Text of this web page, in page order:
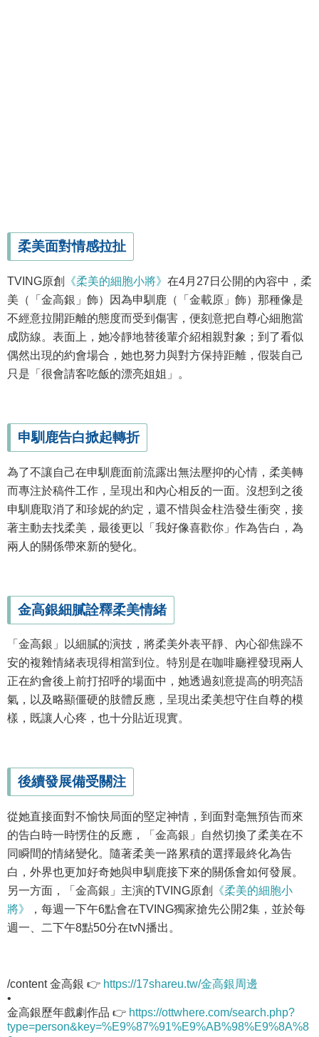
柔美面對情感拉扯
TVING原創 《柔美的細胞小將》 在4月27日公開的內容中，柔
美（「金高銀」飾）因為申馴鹿（「金載原」飾）那種像是
不經意拉開距離的態度而受到傷害，便刻意把自尊心細胞當
成防線。表面上，她冷靜地替後輩介紹相親對象；到了看似
偶然出現的約會場合，她也努力與對方保持距離，假裝自己
只是「很會請客吃飯的漂亮姐姐」。
申馴鹿告白掀起轉折
為了不讓自己在申馴鹿面前流露出無法壓抑的心情，柔美轉
而專注於稿件工作，呈現出和內心相反的一面。沒想到之後
申馴鹿取消了和珍妮的約定，還不惜與金柱浩發生衝突，接
著主動去找柔美，最後更以「我好像喜歡你」作為告白，為
兩人的關係帶來新的變化。
金高銀細膩詮釋柔美情緒
「金高銀」以細膩的演技，將柔美外表平靜、內心卻焦躁不
安的複雜情緒表現得相當到位。特別是在咖啡廳裡發現兩人
正在約會後上前打招呼的場面中，她透過刻意提高的明亮語
氣，以及略顯僵硬的肢體反應，呈現出柔美想守住自尊的模
樣，既讓人心疼，也十分貼近現實。
後續發展備受關注
從她直接面對不愉快局面的堅定神情，到面對毫無預告而來
的告白時一時愣住的反應，「金高銀」自然切換了柔美在不
同瞬間的情緒變化。隨著柔美一路累積的選擇最終化為告
白，外界也更加好奇她與申馴鹿接下來的關係會如何發展。
另一方面，「金高銀」主演的TVING原創
《柔美的細胞小
將》
，每週一下午6點會在TVING獨家搶先公開2集，並於每
週一、二下午8點50分在tvN播出。
/content 金高銀 👉 https://17shareu.tw/金高銀周邊
•
金高銀歷年戲劇作品 👉 https://ottwhere.com/search.php?
type=person&key=%E9%87%91%E9%AB%98%E9%8A%8